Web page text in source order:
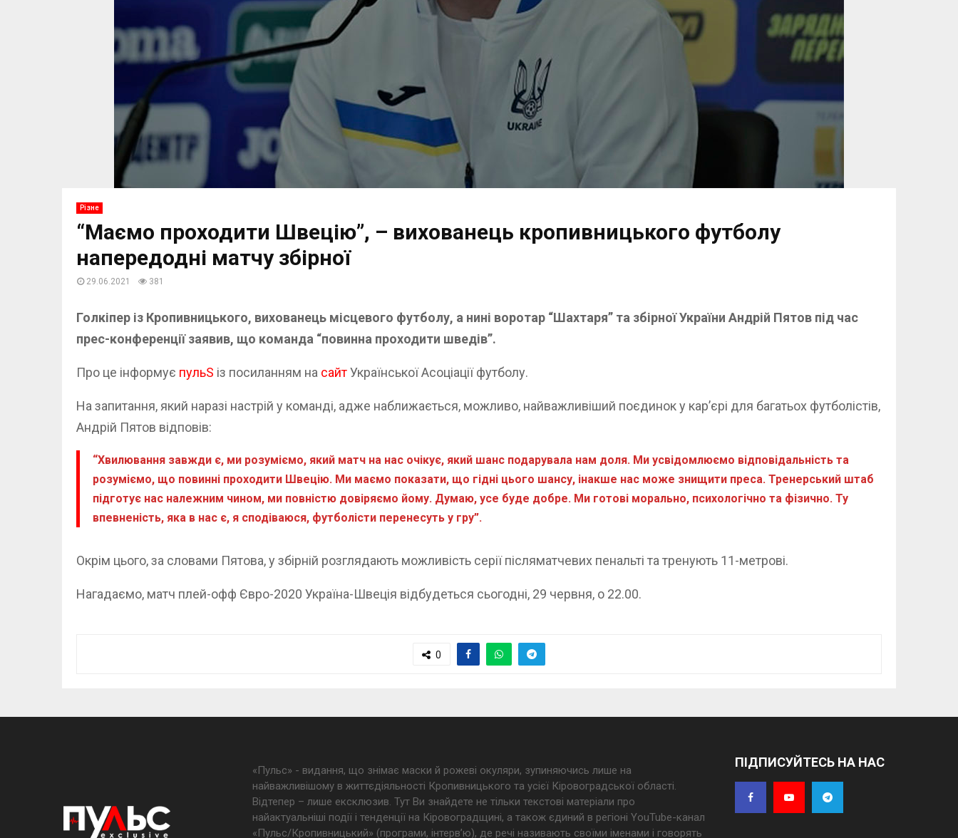
Різне
“Маємо проходити Швецію”, – вихованець кропивницького футболу
напередодні матчу збірної
29.06.2021 381
Голкіпер із Кропивницького, вихованець місцевого футболу, а нині воротар “Шахтаря” та збірної України Андрій Пятов під час
прес-конференції заявив, що команда “повинна проходити шведів”.
Про це інформує пульS із посиланням на сайтУкраїнської Асоціації футболу.
На запитання, який наразі настрій у команді, адже наближається, можливо, найважливіший поєдинок у кар’єрі для багатьох футболістів,
Андрій Пятов відповів:
“Хвилювання завжди є, ми розуміємо, який матч на нас очікує, який шанс подарувала нам доля. Ми усвідомлюємо відповідальність та
розуміємо, що повинні проходити Швецію. Ми маємо показати, що гідні цього шансу, інакше нас може знищити преса. Тренерський штаб
підготує нас належним чином, ми повністю довіряємо йому. Думаю, усе буде добре. Ми готові морально, психологічно та фізично. Ту
впевненість, яка в нас є, я сподіваюся, футболісти перенесуть у гру”.
Окрім цього, за словами Пятова, у збірній розглядають можливість серії післяматчевих пенальті та тренують 11-метрові.
Нагадаємо, матч плей-офф Євро-2020 Україна-Швеція відбудеться сьогодні, 29 червня, о 22.00.
0
«Пульс» - видання, що знімає маски й рожеві окуляри, зупиняючись лише на
найважливішому в життєдіяльності Кропивницького та усієї Кіровоградської області.
Відтепер – лише ексклюзив. Тут Ви знайдете не тільки текстові матеріали про
найактуальніші події і тенденції на Кіровоградщині, а також єдиний в регіоні YouTube-канал
«Пульс/Кропивницький» (програми, інтерв’ю), де речі називають своїми іменами і говорять
ПІДПИСУЙТЕСЬ НА НАС